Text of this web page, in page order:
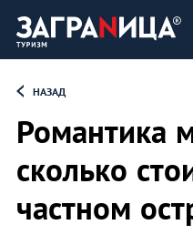
НАЗАД
Романтика
сколько
частном